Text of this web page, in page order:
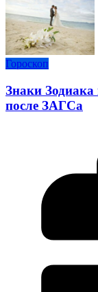
Гороскоп
Знаки
после ЗАГСа